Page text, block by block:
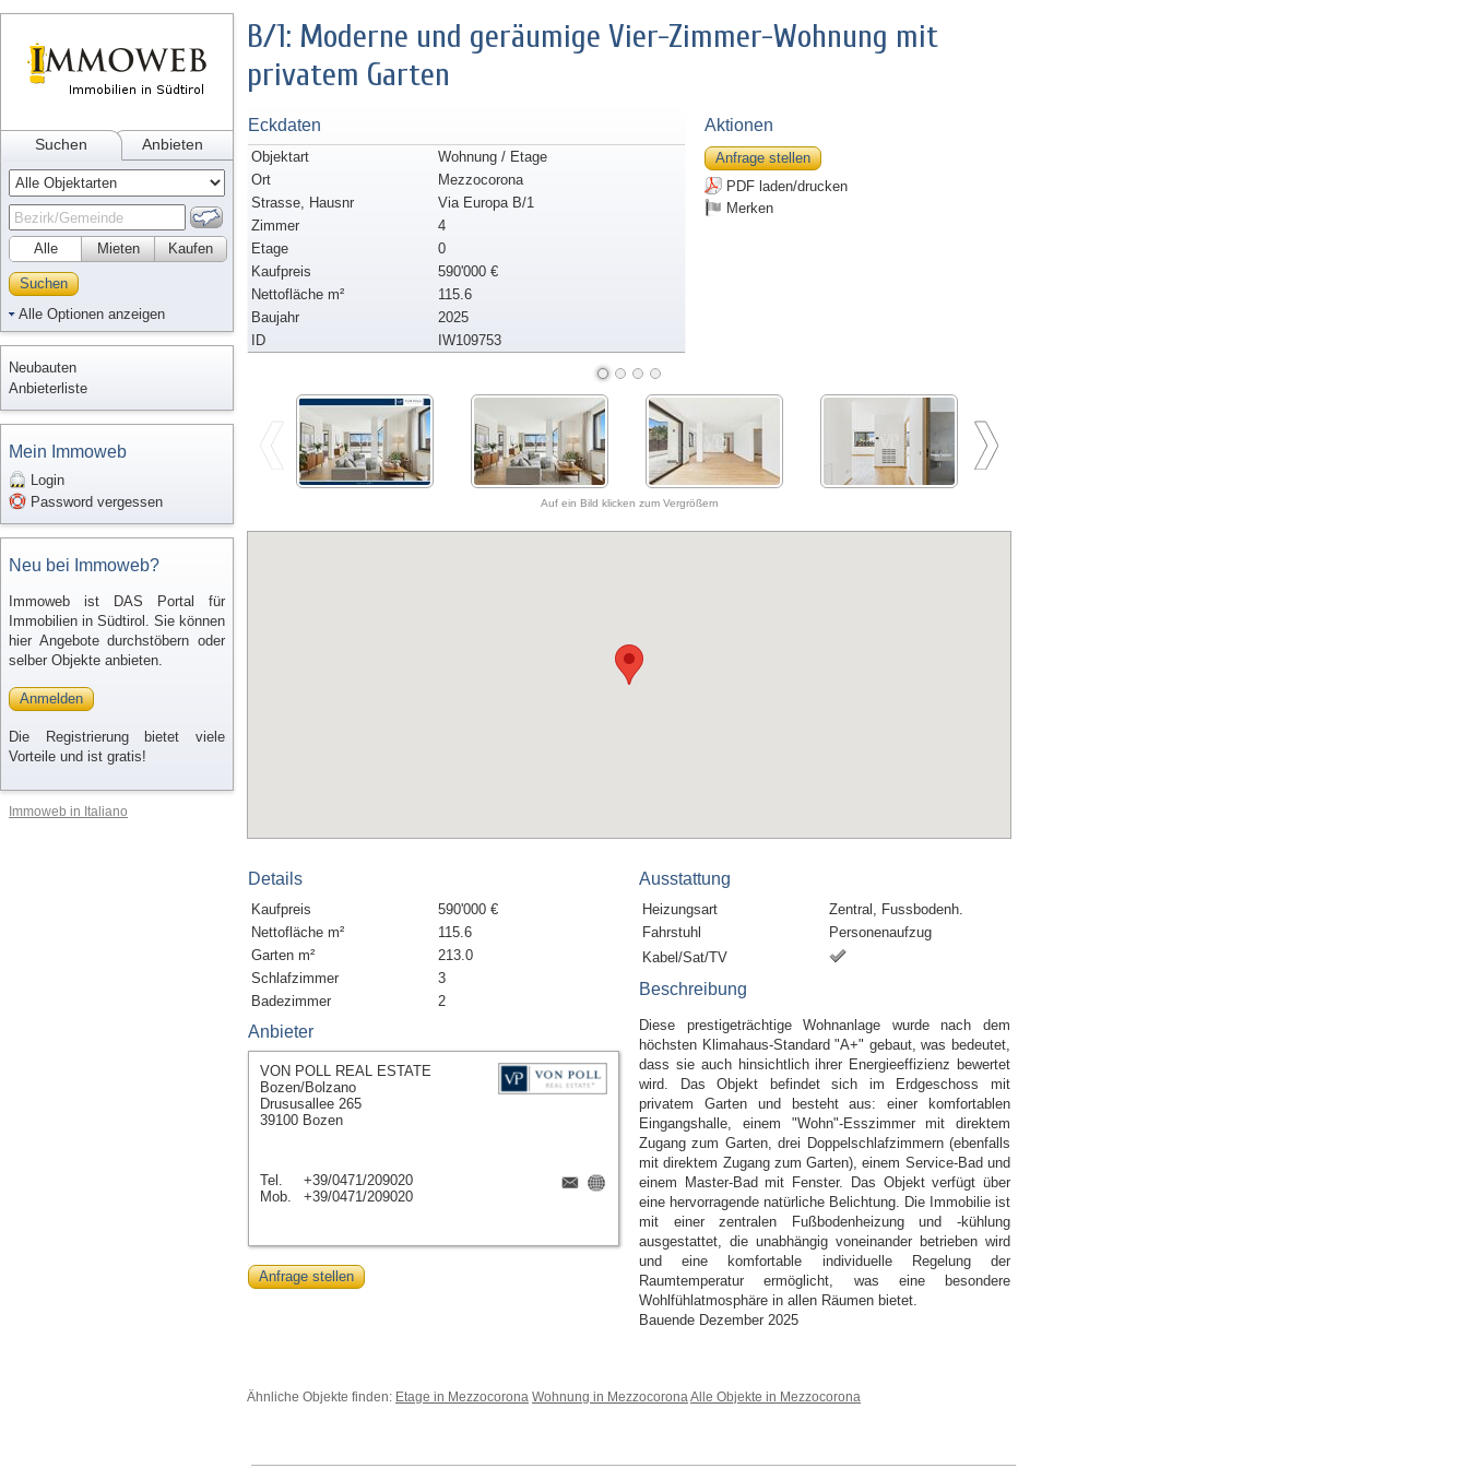
Suchen Anbieten
Alle Kaufen
Mieten
Suchen
Alle Optionen anzeigen
Neubauten
Anbieterliste
Mein Immoweb
Login
Password vergessen
Neu bei Immoweb?
Immoweb ist DAS Portal für
Immobilien in Südtirol. Sie können
hier Angebote durchstöbern oder
selber Objekte anbieten.
Anmelden
Die Registrierung bietet viele
Vorteile und ist gratis!
Immoweb in Italiano
B/1: Moderne und geräumige Vier-Zimmer-Wohnung mit
privatem Garten
Eckdaten
Objektart
Wohnung / Etage
Ort
Mezzocorona
Strasse, Hausnr
Via Europa B/1
Zimmer
4
Etage
0
Kaufpreis
590'000 €
Nettofläche m²
115.6
Baujahr
2025
ID
IW109753
Aktionen
Anfrage stellen
PDF laden/drucken
Merken
Auf ein Bild klicken zum Vergrößern
Details
Kaufpreis
590'000 €
Nettofläche m²
115.6
Garten m²
213.0
Schlafzimmer
3
Badezimmer
2
Ausstattung
Heizungsart
Zentral, Fussbodenh.
Fahrstuhl
Personenaufzug
Kabel/Sat/TV
Beschreibung
Diese prestigeträchtige Wohnanlage wurde nach dem
höchsten Klimahaus-Standard "A+" gebaut, was bedeutet,
dass sie auch hinsichtlich ihrer Energieeffizienz bewertet
wird. Das Objekt befindet sich im Erdgeschoss mit
privatem Garten und besteht aus: einer komfortablen
Eingangshalle, einem "Wohn"-Esszimmer mit direktem
Zugang zum Garten, drei Doppelschlafzimmern (ebenfalls
mit direktem Zugang zum Garten), einem Service-Bad und
einem Master-Bad mit Fenster. Das Objekt verfügt über
eine hervorragende natürliche Belichtung. Die Immobilie ist
mit einer zentralen Fußbodenheizung und -kühlung
ausgestattet, die unabhängig voneinander betrieben wird
und eine komfortable individuelle Regelung der
Raumtemperatur ermöglicht, was eine besondere
Wohlfühlatmosphäre in allen Räumen bietet.
Bauende Dezember 2025
Anbieter
VON POLL REAL ESTATE
Bozen/Bolzano
Drususallee 265
39100 Bozen
Tel.
+39/0471/209020
Mob.
+39/0471/209020
Anfrage stellen
Ähnliche Objekte finden: Etage in Mezzocorona Wohnung in Mezzocorona Alle Objekte in Mezzocorona